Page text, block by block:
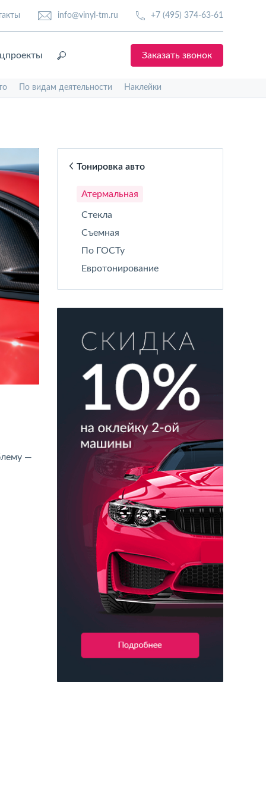
info@vinyl-tm.ru +7 (495) 374-63-61
Заказать звонок
По видам деятельности Наклейки
—
Тонировка авто
Атермальная
Стекла
Съемная
По ГОСТу
Евротонирование